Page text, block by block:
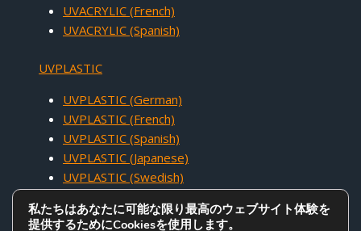
UVACRYLIC (French)
UVACRYLIC (Spanish)
UVPLASTIC
UVPLASTIC (German)
UVPLASTIC (French)
UVPLASTIC (Spanish)
UVPLASTIC (Japanese)
UVPLASTIC (Swedish)
私たちはあなたに可能な限り最高のウェブサイト体験を
提供するためにCookiesを使用します。